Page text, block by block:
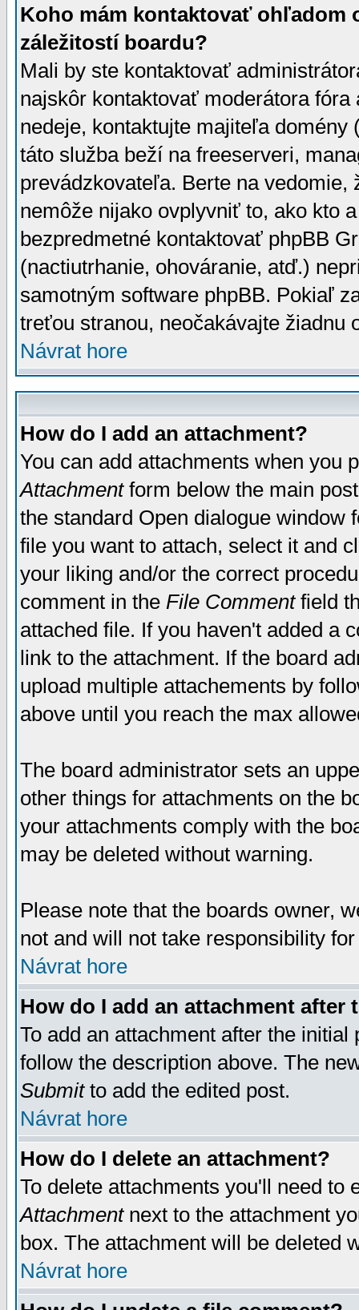
Koho mám kontaktovať ohľadom
záležitostí boardu?
Mali by ste kontaktovať
najskôr kontaktovať moderátora
nedeje, kontaktujte majiteľa
táto služba beží na freeserveri,
prevádzkovateľa. Berte na vedomie,
nemôže nijako ovplyvniť to, ako kto
bezpredmetné kontaktovať phpBB
(nactiutrhanie, ohováranie, atď.)
samotným software phpBB. Pokiaľ
treťou stranou, neočakávajte žiadnu
Návrat hore
How do I add an attachment?
You can add attachments when you
Attachmentform below the main
the standard Open dialogue window
file you want to attach, select it and
your liking and/or the correct
comment in the File Commentfield
attached file. If you haven't added a
link to the attachment. If the board
upload multiple attachements by
above until you reach the max
The board administrator sets an
other things for attachments on the
your attachments comply with the
may be deleted without warning.
Please note that the boards owner,
not and will not take responsibility
Návrat hore
How do I add an attachment after
To add an attachment after the
follow the description above. The
Submitto add the edited post.
Návrat hore
How do I delete an attachment?
To delete attachments you'll need
Attachmentnext to the attachment
box. The attachment will be deleted
Návrat hore